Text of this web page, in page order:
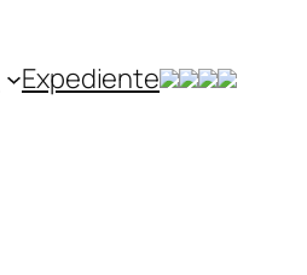
Expediente